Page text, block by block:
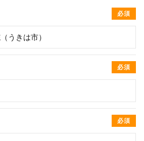
必須
必須
必須